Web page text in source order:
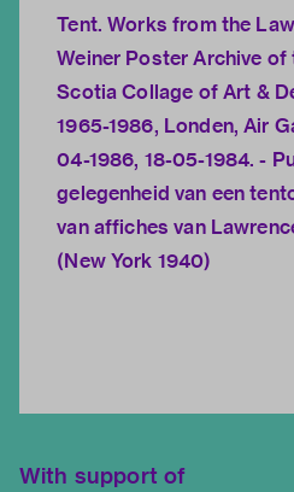
Tent. Works from the
Weiner Poster Archive of
Scotia Collage of Art &
1965-1986, Londen, Air
04-1986, 18-05-1984. -
gelegenheid van een
van affiches van
(New York 1940)
With support of